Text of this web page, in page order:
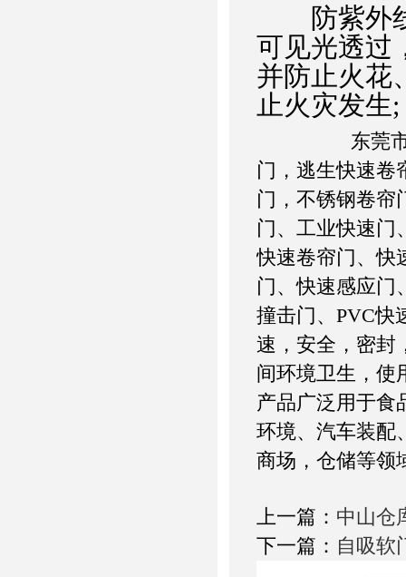
防紫外线
可见光透过
并防止火花
止火灾发生;
东莞市
门，逃生快速卷
门，不锈钢卷帘
门、工业快速门
快速卷帘门、快
门、快速感应门
撞击门、PVC快
速，安全，密封
间环境卫生，使
产品广泛用于食
环境、汽车装配
商场，仓储等领
上一篇： 中山仓
下一篇： 自吸软